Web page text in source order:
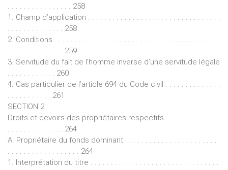
. . . . . . . . . . . . . . . . 258
1. Champ d’application . . . . . . . . . . . . . . . . . . . . . . . . . . . . . . . . .
. . . . . . . . . . . . . . 258
2. Conditions . . . . . . . . . . . . . . . . . . . . . . . . . . . . . . . . . . . . . . . . .
. . . . . . . . . . . . . . 259
3. Servitude du fait de l’homme inverse d’une servitude légale
. . . . . . . . . . . . 260
4. Cas particulier de l’article 694 du Code civil . . . . . . . . . . . . . .
. . . . . . . . . . . 261
SECTION 2
Droits et devoirs des propriétaires respectifs . . . . . . . . . . . . .
. . . . . . . . . . . . . . 264
A. Propriétaire du fonds dominant . . . . . . . . . . . . . . . . . . . . . . .
. . . . . . . . . . . . . . . . . . 264
1. Interprétation du titre . . . . . . . . . . . . . . . . . . . . . . . . . . . . . . . .